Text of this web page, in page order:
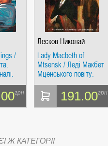
/
Каро
грн
Лесков Николай
Семенович
Lady Macbeth of
Mtsensk / Леді Макбет
Мценського повіту.
Каро
191.00грн
Ж КАТЕГОРІЇ